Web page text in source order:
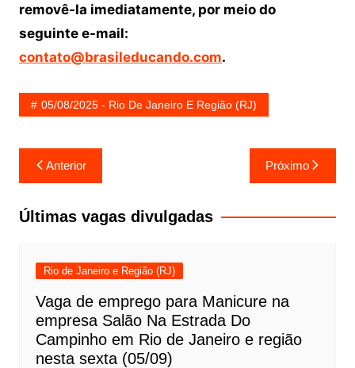
removê-la imediatamente, por meio do
seguinte e-mail:
contato@brasileducando.com.
05/08/2025 - Rio De Janeiro E Região (RJ)
Navegação
de
Post
Anterior Próximo
Últimas vagas divulgadas
Rio de Janeiro e Região (RJ)
Vaga de emprego para Manicure na
empresa Salão Na Estrada Do
Campinho em Rio de Janeiro e região
nesta sexta (05/09)